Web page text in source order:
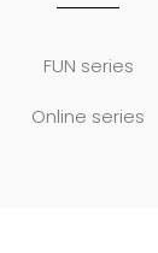
FUN series
Online series